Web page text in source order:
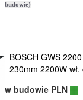
budowie)
BOSCH GWS
230mm 2200W
w budowie PLN